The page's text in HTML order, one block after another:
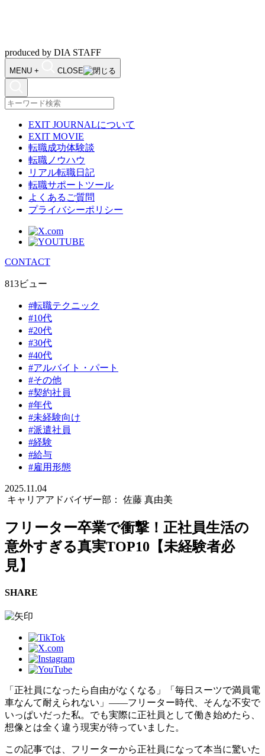
produced by DIA STAFF
MENU + CLOSE
EXIT JOURNALについて
EXIT MOVIE
転職成功体験談
転職ノウハウ
リアル転職日記
転職サポートツール
よくあるご質問
プライバシーポリシー
CONTACT
813ビュー
#転職テクニック
#10代
#20代
#30代
#40代
#アルバイト・パート
#その他
#契約社員
#年代
#未経験向け
#派遣社員
#経験
#給与
#雇用形態
2025.11.04
キャリアアドバイザー部：
佐藤 真由美
フリーター卒業で衝撃！正社員生活の
意外すぎる真実TOP10【未経験者必
見】
SHARE
「正社員になったら自由がなくなる」「毎日スーツで満員電
車なんて耐えられない」――フリーター時代、そんな不安で
いっぱいだった私。でも実際に正社員として働き始めたら、
想像とは全く違う現実が待っていました。
この記事では、フリーターから正社員になって本当に驚いた